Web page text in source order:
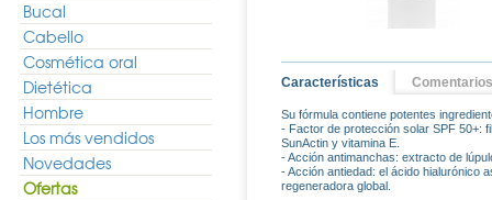
Bucal
Cabello
Cosmética oral
Dietética
Hombre
Los más vendidos
Novedades
Ofertas
Características Comentarios
Su fórmula contiene potentes
- Factor de protección solar SPF 50+:
SunActin y vitamina E.
- Acción antimanchas: extracto de
- Acción antiedad: el ácido hialurónico
regeneradora global.